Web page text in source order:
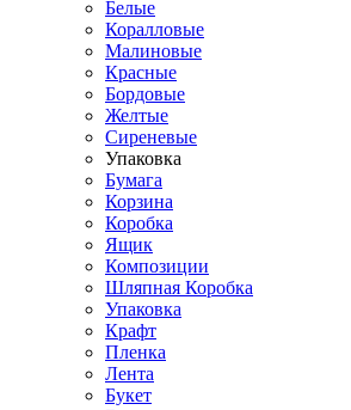
Белые
Коралловые
Малиновые
Красные
Бордовые
Желтые
Сиреневые
Упаковка
Бумага
Корзина
Коробка
Ящик
Композиции
Шляпная Коробка
Упаковка
Крафт
Пленка
Лента
Букет